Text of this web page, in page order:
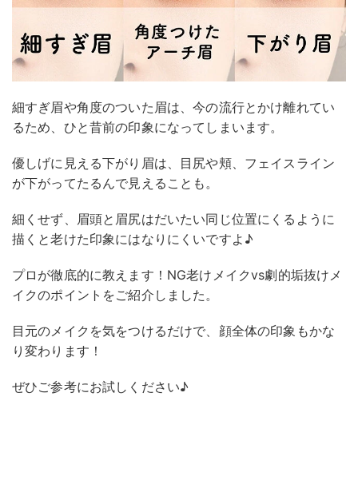
細すぎ眉や角度のついた眉は、今の流行とかけ離れてい
るため、ひと昔前の印象になってしまいます。
優しげに見える下がり眉は、目尻や頬、フェイスライン
が下がってたるんで見えることも。
細くせず、眉頭と眉尻はだいたい同じ位置にくるように
描くと老けた印象にはなりにくいですよ♪
プロが徹底的に教えます！NG老けメイクvs劇的垢抜けメ
イクのポイントをご紹介しました。
目元のメイクを気をつけるだけで、顔全体の印象もかな
り変わります！
ぜひご参考にお試しください♪